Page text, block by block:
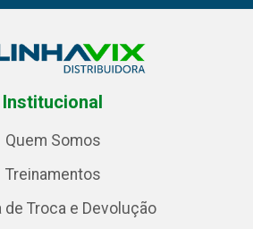
Institucional
Quem Somos
Treinamentos
de Troca e Devolução